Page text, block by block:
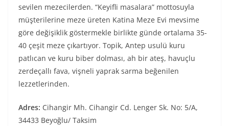
sevilen mezecilerden. “Keyifli masalara” mottosuyla
müşterilerine meze üreten Katina Meze Evi mevsime
göre değişiklik göstermekle birlikte günde ortalama 35-
40 çeşit meze çıkartıyor. Topik, Antep usulü kuru
patlıcan ve kuru biber dolması, ah bir ateş, havuçlu
zerdeçallı fava, vişneli yaprak sarma beğenilen
lezzetlerinden.
Adres: Cihangir Mh. Cihangir Cd. Lenger Sk. No: 5/A,
34433 Beyoğlu/ Taksim